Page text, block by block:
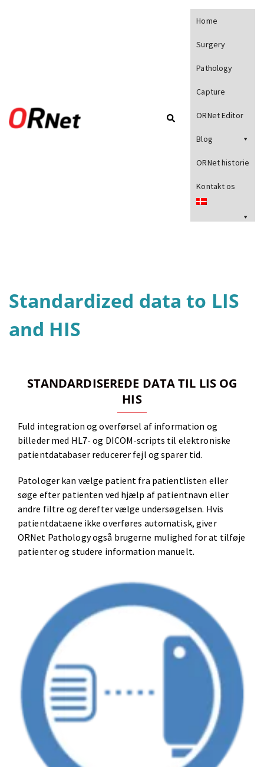
Home
Surgery
Pathology
Capture
ORNet Editor
Blog
ORNet historie
Kontakt os
Standardized data to LIS
and HIS
STANDARDISEREDE DATA TIL LIS OG
HIS
Fuld integration og overførsel af information og
billeder med HL7- og DICOM-scripts til elektroniske
patientdatabaser reducerer fejl og sparer tid.
Patologer kan vælge patient fra patientlisten eller
søge efter patienten ved hjælp af patientnavn eller
andre filtre og derefter vælge undersøgelsen. Hvis
patientdataene ikke overføres automatisk, giver
ORNet Pathology også brugerne mulighed for at tilføje
patienter og studere information manuelt.